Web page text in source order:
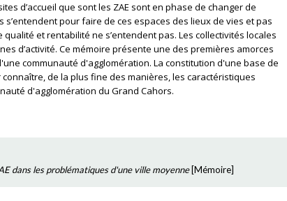
d’accueil que sont les ZAE sont en phase de changer de
pour faire de ces espaces des lieux de vies et pas
et rentabilité ne s’entendent pas. Les collectivités locales
d’activité. Ce mémoire présente une des premières amorces
communauté d'agglomération. La constitution d'une base de
de la plus fine des manières, les caractéristiques
d'agglomération du Grand Cahors.
dans les problématiques d'une ville moyenne[Mémoire]